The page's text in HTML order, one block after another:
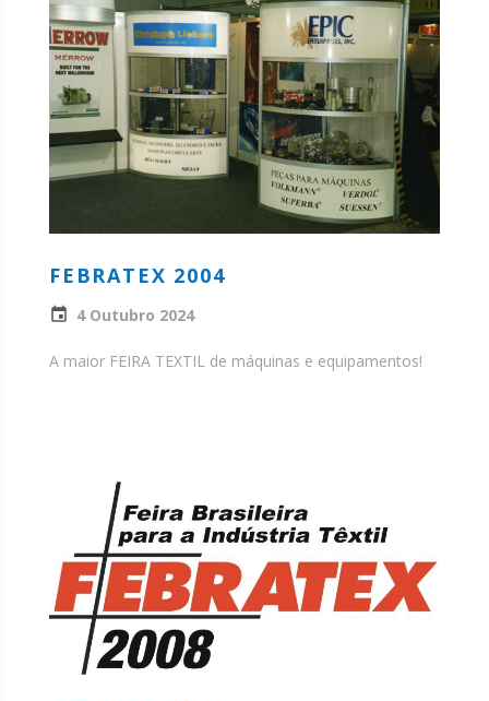
FEBRATEX 2004
4 Outubro 2024
A maior FEIRA TEXTIL de máquinas e equipamentos!